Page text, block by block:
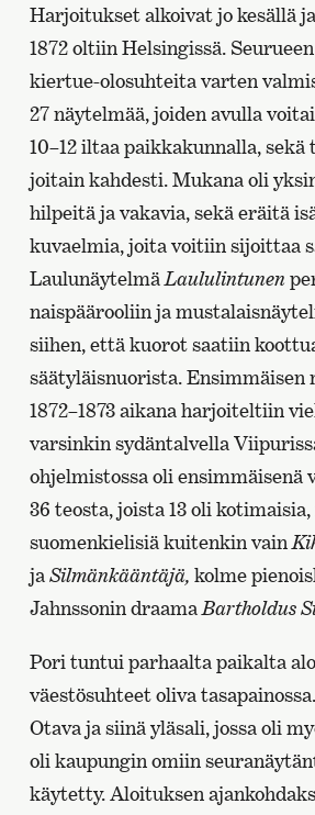
Harjoitukset alkoivat jo kesällä
1872 oltiin Helsingissä.
kiertue-olosuhteita varten
27 näytelmää, joiden avulla
10–12 iltaa paikkakunnalla,
joitain kahdesti. Mukana oli
hilpeitä ja vakavia, sekä eräitä
kuvaelmia, joita voitiin sijoittaa
Laulunäytelmä Laululintunen
naispäärooliin ja
siihen, että kuorot saatiin
säätyläisnuorista. Ensimmäisen
1872–1873 aikana harjoiteltiin
varsinkin sydäntalvella
ohjelmistossa oli ensimmäisenä
36 teosta, joista 13 oli
suomenkielisiä kuitenkin vain
jaSilmänkääntäjä, kolme
Jahnssonin draama Bartholdus
Pori tuntui parhaalta paikalta
väestösuhteet oliva
Otava ja siinä yläsali, jossa oli
oli kaupungin omiin
käytetty. Aloituksen